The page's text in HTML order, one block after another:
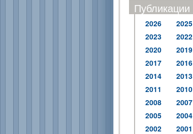
Публикации
2026 2025
2023
2022
2020
2019
2017
2016
2014
2013
2011
2010
2008
2007
2005
2004
2002
2001